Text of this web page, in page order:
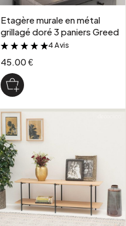
Etagère murale en métal
grillagé doré 3 paniers Greed
&
4 Avis
45.00 €